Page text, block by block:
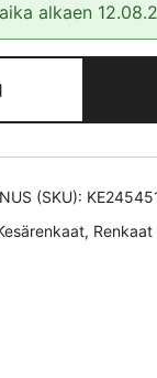
alkaen
ADVAN
XL
45-
(SKU):
, Renkaat